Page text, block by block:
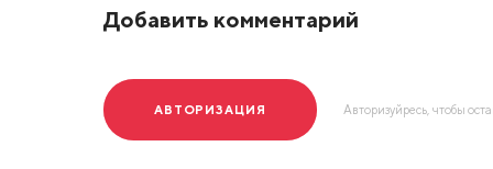
Добавить комментарий
АВТОРИЗАЦИЯ Авторизуйресь, чтобы